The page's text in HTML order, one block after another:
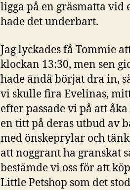
ligga på en gräsmatta vid
hade det underbart.
Jag lyckades få Tommie
klockan 13:30, men sen
hade ändå börjat dra in,
vi skulle fira Evelinas,
efter passade vi på att
en titt på deras utbud av
med önskeprylar och
att noggrant ha granskat
bestämde vi oss för att
Little Petshop som det